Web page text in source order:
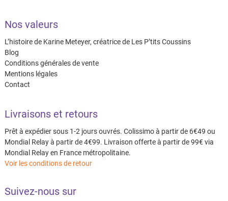
Nos valeurs
L’histoire de Karine Meteyer, créatrice de Les P’tits Coussins
Blog
Conditions générales de vente
Mentions légales
Contact
Livraisons et retours
Prêt à expédier sous 1-2 jours ouvrés. Colissimo à partir de 6€49 ou
Mondial Relay à partir de 4€99. Livraison offerte à partir de 99€ via
Mondial Relay en France métropolitaine.
Voir les conditions de retour
Suivez-nous sur